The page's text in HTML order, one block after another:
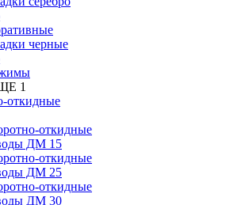
черные
1
откидные
откидные
ДМ 15
откидные
ДМ 25
откидные
ДМ 30